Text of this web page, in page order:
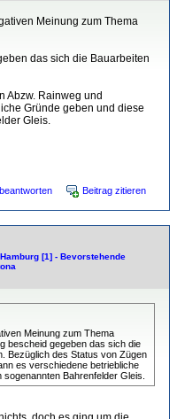
Meinung zum Thema
das sich die Bauarbeiten
Abzw. Rainweg und
Gründe geben und diese
Gleis.
Beitrag zitieren
[1] - Bevorstehende
Meinung zum Thema
bescheid gegeben das sich die
Bezüglich des Status von Zügen
es verschiedene betriebliche
Bahrenfelder Gleis.